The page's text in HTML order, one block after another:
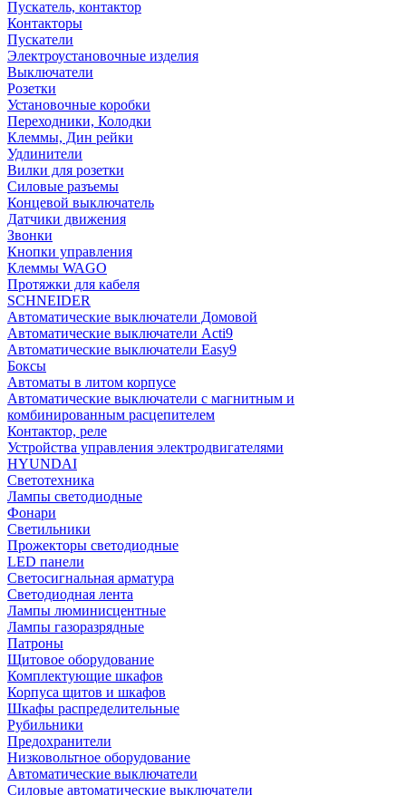
Пускатель, контактор
Контакторы
Пускатели
Электроустановочные изделия
Выключатели
Розетки
Установочные коробки
Переходники, Колодки
Клеммы, Дин рейки
Удлинители
Вилки для розетки
Силовые разъемы
Концевой выключатель
Датчики движения
Звонки
Кнопки управления
Клеммы WAGO
Протяжки для кабеля
SCHNEIDER
Автоматические выключатели Домовой
Автоматические выключатели Acti9
Автоматические выключатели Easy9
Боксы
Автоматы в литом корпусе
Автоматические выключатели с магнитным и
комбинированным расцепителем
Контактор, реле
Устройства управления электродвигателями
HYUNDAI
Светотехника
Лампы светодиодные
Фонари
Светильники
Прожекторы светодиодные
LED панели
Светосигнальная арматура
Светодиодная лента
Лампы люминисцентные
Лампы газоразрядные
Патроны
Щитовое оборудование
Комплектующие шкафов
Корпуса щитов и шкафов
Шкафы распределительные
Рубильники
Предохранители
Низковольтное оборудование
Автоматические выключатели
Силовые автоматические выключатели